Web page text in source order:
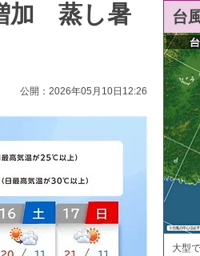
加 蒸し暑
公開：2026年05月10日12:26
台
大型